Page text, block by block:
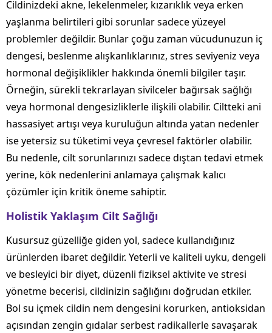
Cildinizdeki akne, lekelenmeler, kızarıklık veya erken
yaşlanma belirtileri gibi sorunlar sadece yüzeyel
problemler değildir. Bunlar çoğu zaman vücudunuzun iç
dengesi, beslenme alışkanlıklarınız, stres seviyeniz veya
hormonal değişiklikler hakkında önemli bilgiler taşır.
Örneğin, sürekli tekrarlayan sivilceler bağırsak sağlığı
veya hormonal dengesizliklerle ilişkili olabilir. Ciltteki ani
hassasiyet artışı veya kuruluğun altında yatan nedenler
ise yetersiz su tüketimi veya çevresel faktörler olabilir.
Bu nedenle, cilt sorunlarınızı sadece dıştan tedavi etmek
yerine, kök nedenlerini anlamaya çalışmak kalıcı
çözümler için kritik öneme sahiptir.
Holistik Yaklaşım Cilt Sağlığı
Kusursuz güzelliğe giden yol, sadece kullandığınız
ürünlerden ibaret değildir. Yeterli ve kaliteli uyku, dengeli
ve besleyici bir diyet, düzenli fiziksel aktivite ve stresi
yönetme becerisi, cildinizin sağlığını doğrudan etkiler.
Bol su içmek cildin nem dengesini korurken, antioksidan
açısından zengin gıdalar serbest radikallerle savaşarak